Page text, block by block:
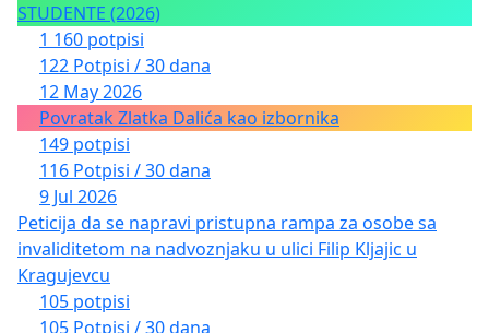
STUDENTE (2026)
1 160 potpisi
122 Potpisi / 30 dana
12 May 2026
Povratak Zlatka Dalića kao izbornika
149 potpisi
116 Potpisi / 30 dana
9 Jul 2026
Peticija da se napravi pristupna rampa za osobe sa
invaliditetom na nadvoznjaku u ulici Filip Kljajic u
Kragujevcu
105 potpisi
105 Potpisi / 30 dana